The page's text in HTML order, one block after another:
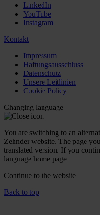
LinkedIn
YouTube
Instagram
Kontakt
Impressum
Haftungsausschluss
Datenschutz
Unsere Leitlinien
Cookie Policy
Changing language
You are switching to an
Zehnder website. The page
translated version. If you
language home page.
Continue to the website
Back to top